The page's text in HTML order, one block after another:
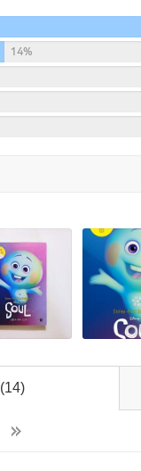
14%
(14)